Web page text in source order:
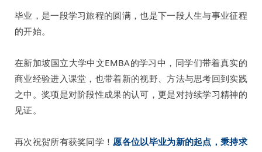
毕业，是一段学习旅程的圆满，也是下一段人生与事业征程
的开始。
在新加坡国立大学中文EMBA的学习中，同学们带着真实的
商业经验进入课堂，也带着新的视野、方法与思考回到实践
之中。奖项是对阶段性成果的认可，更是对持续学习精神的
见证。
再次祝贺所有获奖同学！ 愿各位以毕业为新的起点，秉持求